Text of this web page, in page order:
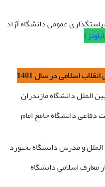
عمومی دانشگاه آزاد
اسلامی در سال 1401
الملل دانشگاه مازندران
دفاعی دانشگاه جامع امام
و مدرس دانشگاه بجنورد
معارف اسلامی دانشگاه